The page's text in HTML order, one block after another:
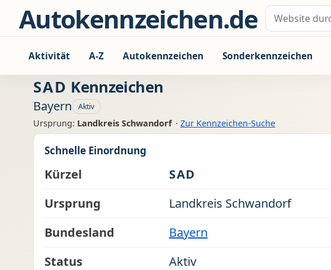
Zum Inhalt springen
Autokennzeichen.de Suche nach:
Aktivität A-Z Autokennzeichen Sonderkennzeichen
SAD Kennzeichen
Bayern Aktiv
Ursprung: Landkreis Schwandorf · Zur Kennzeichen-Suche
Schnelle Einordnung
Kürzel
SAD
Ursprung
Landkreis Schwandorf
Bundesland
Bayern
Status
Aktiv